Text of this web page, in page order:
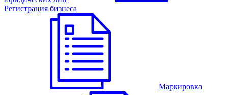
Регистрация бизнеса
Маркировка